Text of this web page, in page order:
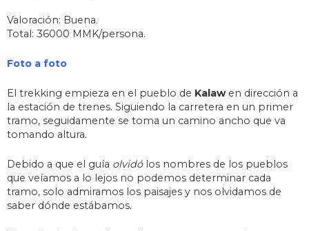
Valoración: Buena.
Total: 36000 MMK/persona.
Foto a foto
El trekking empieza en el pueblo de Kalawen dirección a
la estación de trenes. Siguiendo la carretera en un primer
tramo, seguidamente se toma un camino ancho que va
tomando altura.
Debido a que el guía olvidó los nombres de los pueblos
que veíamos a lo lejos no podemos determinar cada
tramo, solo admiramos los paisajes y nos olvidamos de
saber dónde estábamos.